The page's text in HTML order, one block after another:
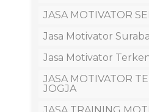
JASA MOTIVATOR
Jasa Motivator
Jasa Motivator
JASA MOTIVATOR
JOGJA